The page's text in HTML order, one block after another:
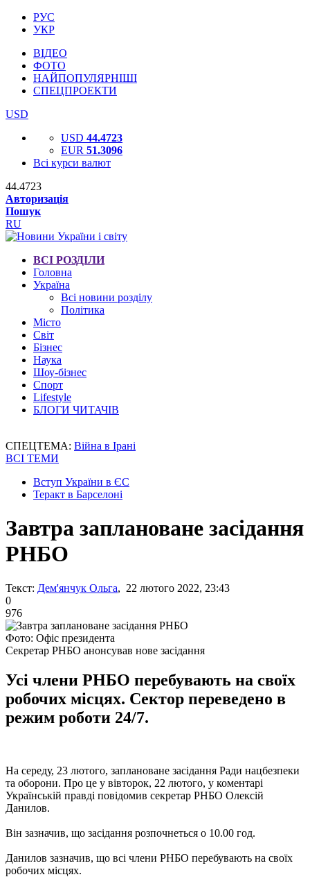
РУС
УКР
ВІДЕО
ФОТО
НАЙПОПУЛЯРНІШІ
СПЕЦПРОЕКТИ
USD
USD 44.4723
EUR 51.3096
Всі курси валют
44.4723
Авторизація
Пошук
RU
ВСІ РОЗДІЛИ
Головна
Україна
Всі новини розділу
Політика
Місто
Світ
Бізнес
Наука
Шоу-бізнес
Спорт
Lifestyle
БЛОГИ ЧИТАЧІВ
СПЕЦТЕМА: Війна в Ірані
ВСІ ТЕМИ
Вступ України в ЄС
Теракт в Барселоні
Завтра заплановане засідання
РНБО
Текст: Дем'янчук Ольга, 22 лютого 2022, 23:43
0
976
Фото: Офіс президента
Секретар РНБО анонсував нове засідання
Усі члени РНБО перебувають на своїх
робочих місцях. Сектор переведено в
режим роботи 24/7.
На середу, 23 лютого, заплановане засідання Ради нацбезпеки
та оборони. Про це у вівторок, 22 лютого, у коментарі
Українській правді повідомив секретар РНБО Олексій
Данилов.
Він зазначив, що засідання розпочнеться о 10.00 год.
Данилов зазначив, що всі члени РНБО перебувають на своїх
робочих місцях.